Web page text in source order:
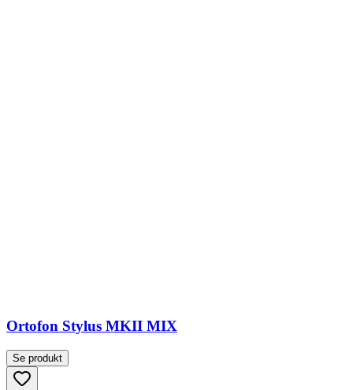
Ortofon Stylus MKII MIX
Se produkt